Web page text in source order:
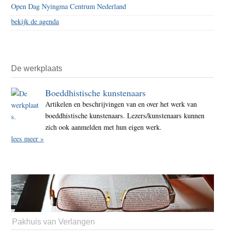
Open Dag Nyingma Centrum Nederland
bekijk de agenda
De werkplaats
Boeddhistische kunstenaars
Artikelen en beschrijvingen van en over het werk van
boeddhistische kunstenaars. Lezers/kunstenaars kunnen
zich ook aanmelden met hun eigen werk.
lees meer »
Pakhuis van Verlangen